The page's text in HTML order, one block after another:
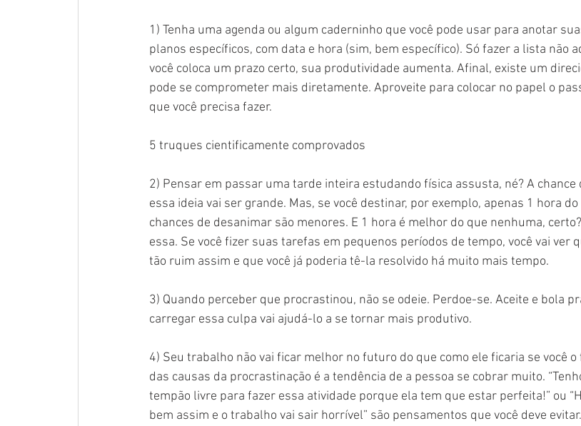
1) Tenha uma agenda ou algum caderninho que você pode usar para anotar
planos específicos, com data e hora (sim, bem específico). Só fazer a lista não
você coloca um prazo certo, sua produtividade aumenta. Afinal, existe um
pode se comprometer mais diretamente. Aproveite para colocar no papel o
que você precisa fazer.
5 truques cientificamente comprovados
2) Pensar em passar uma tarde inteira estudando física assusta, né? A chance
essa ideia vai ser grande. Mas, se você destinar, por exemplo, apenas 1 hora do
chances de desanimar são menores. E 1 hora é melhor do que nenhuma,
essa. Se você fizer suas tarefas em pequenos períodos de tempo, você vai ver
tão ruim assim e que você já poderia tê-la resolvido há muito mais tempo.
3) Quando perceber que procrastinou, não se odeie. Perdoe-se. Aceite e bola
carregar essa culpa vai ajudá-lo a se tornar mais produtivo.
4) Seu trabalho não vai ficar melhor no futuro do que como ele ficaria se você o
das causas da procrastinação é a tendência de a pessoa se cobrar muito.
tempão livre para fazer essa atividade porque ela tem que estar perfeita!” ou
bem assim e o trabalho vai sair horrível” são pensamentos que você deve